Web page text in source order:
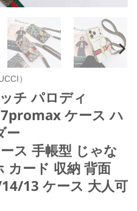
）
チ パロディ
ケース ハ
ー
ス 手帳型 じゃな
カード 収納 背面
13 ケース 大人可